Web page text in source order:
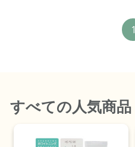
1
すべての人気商品